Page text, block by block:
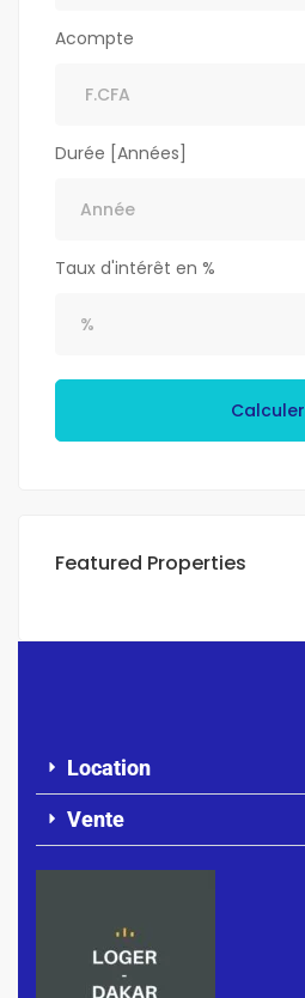
Acompte
Durée [Années]
Taux d'intérêt en %
Calculer
Featured Properties
Location
Vente